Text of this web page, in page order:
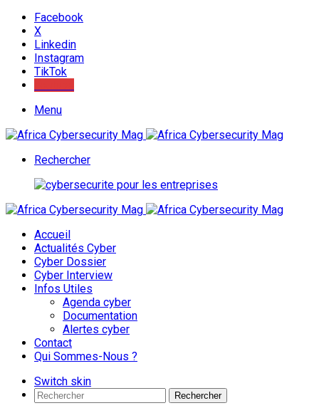
Facebook
X
Linkedin
Instagram
TikTok
Menu
Rechercher
Accueil
Actualités Cyber
Cyber Dossier
Cyber Interview
Infos Utiles
Agenda cyber
Documentation
Alertes cyber
Contact
Qui Sommes-Nous ?
Switch skin
Rechercher